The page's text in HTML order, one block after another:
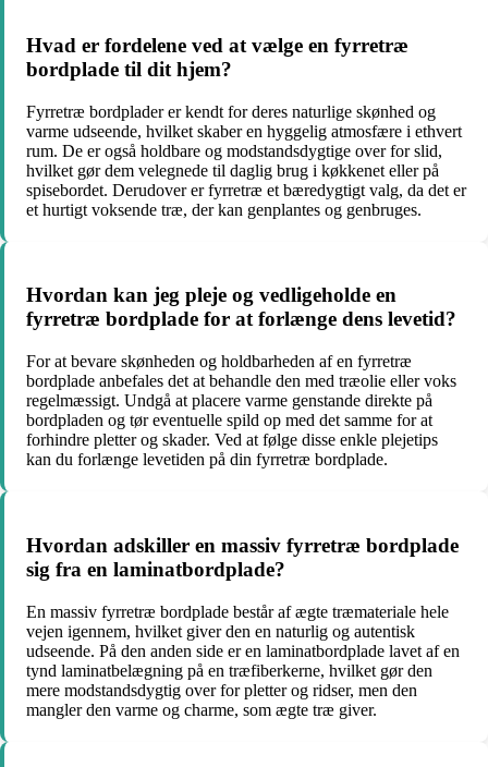
Hvad er fordelene ved at vælge en fyrretræ
bordplade til dit hjem?
Fyrretræ bordplader er kendt for deres naturlige skønhed og
varme udseende, hvilket skaber en hyggelig atmosfære i ethvert
rum. De er også holdbare og modstandsdygtige over for slid,
hvilket gør dem velegnede til daglig brug i køkkenet eller på
spisebordet. Derudover er fyrretræ et bæredygtigt valg, da det er
et hurtigt voksende træ, der kan genplantes og genbruges.
Hvordan kan jeg pleje og vedligeholde en
fyrretræ bordplade for at forlænge dens levetid?
For at bevare skønheden og holdbarheden af en fyrretræ
bordplade anbefales det at behandle den med træolie eller voks
regelmæssigt. Undgå at placere varme genstande direkte på
bordpladen og tør eventuelle spild op med det samme for at
forhindre pletter og skader. Ved at følge disse enkle plejetips
kan du forlænge levetiden på din fyrretræ bordplade.
Hvordan adskiller en massiv fyrretræ bordplade
sig fra en laminatbordplade?
En massiv fyrretræ bordplade består af ægte træmateriale hele
vejen igennem, hvilket giver den en naturlig og autentisk
udseende. På den anden side er en laminatbordplade lavet af en
tynd laminatbelægning på en træfiberkerne, hvilket gør den
mere modstandsdygtig over for pletter og ridser, men den
mangler den varme og charme, som ægte træ giver.